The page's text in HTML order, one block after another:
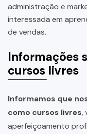
administração e
interessada em
de vendas.
Informações
cursos livres
Informamos que
como cursos livres,
aperfeiçoamento